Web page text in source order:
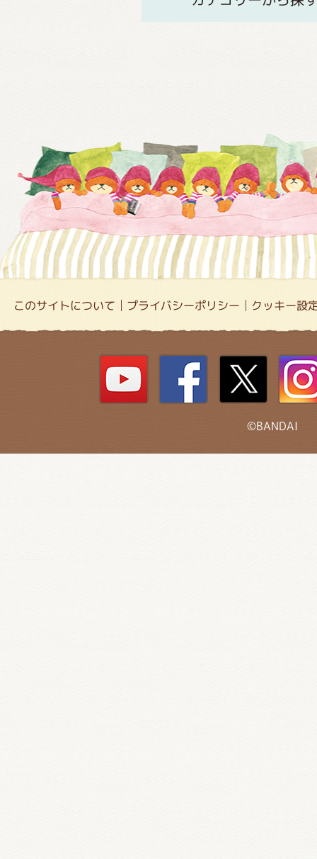
このサイトについて プライバシーポリシー クッキー設
©BANDAI